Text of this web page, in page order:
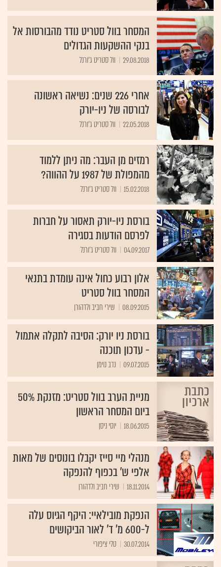
המסחר בוול סטריט נודד מהבורסות אל
בנקי ההשקעות הגדולים
29.08.2018 וול סטריט ג'ורנל
אחרי 226 שנים: נשיאה ראשונה
לבורסה של ניו-יורק
22.05.2018 וול סטריט ג'ורנל
רמזים מן העבר: מה ניתן ללמוד
מהמפולת של 1987 על ההווה?
15.02.2018 וול סטריט ג'ורנל
בורסת ניו-יורק תאסור על חברות
לפרסם הודעות בסגירה
04.09.2017 וול סטריט ג'ורנל
אלון רבוע כחול אינה עומדת בתנאי
המסחר בוול סטריט
08.09.2015 שירי חביב ולדהורן
בורסת ניו יורק: הסיבה לתקלה אתמול
- עדכון תוכנה
09.07.2015 נדב נוימן
מניית הערב בוול סטריט: מזנקת 50%
ביום המסחר הראשון
18.06.2015 יוסי ניסן
מנהלי מיי סייז יקבלו בונוסים של מאות
אלפי ש' בכפוף להנפקה
18.11.2014 שירי חביב ולדהורן
הנפקת מובילאיי: היקף הגיוס עלה
ל-600 מ' ד' לאור הביקושים
30.07.2014 טלי ציפורי